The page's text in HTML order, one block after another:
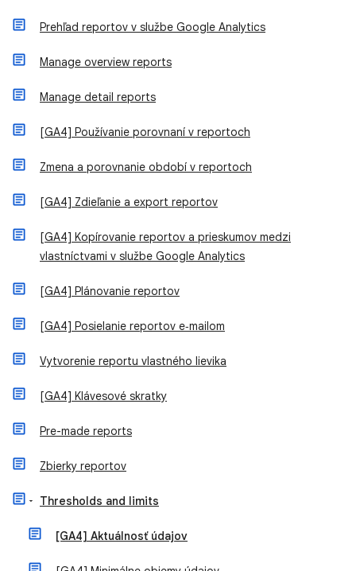
Prehľad reportov v službe Google Analytics
Manage overview reports
Manage detail reports
[GA4] Používanie porovnaní v reportoch
Zmena a porovnanie období v reportoch
[GA4] Zdieľanie a export reportov
[GA4] Kopírovanie reportov a prieskumov medzi
vlastníctvami v službe Google Analytics
[GA4] Plánovanie reportov
[GA4] Posielanie reportov e‑mailom
Vytvorenie reportu vlastného lievika
[GA4] Klávesové skratky
Pre-made reports
Zbierky reportov
Thresholds and limits
[GA4] Aktuálnosť údajov